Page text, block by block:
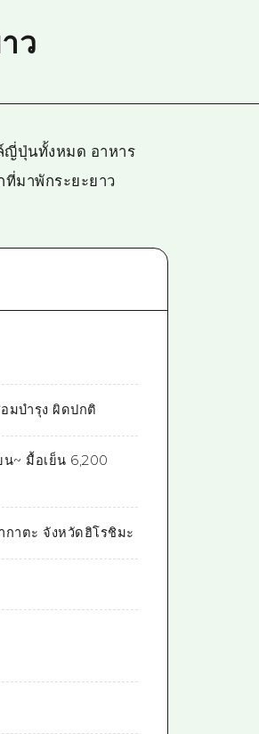
ว
ญี่ปุ่นทั้งหมด อาหาร
มาพักระยะยาว
มบำรุง ผิดปกติ
น~ มื้อเย็น 6,200
กาตะ จังหวัดฮิโรชิมะ